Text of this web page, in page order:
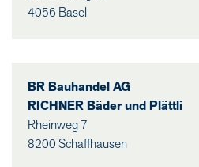
4056 Basel
BR Bauhandel AG
RICHNER Bäder und Plättli
Rheinweg 7
8200 Schaffhausen